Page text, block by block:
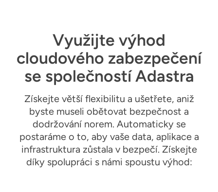
Využijte výhod
cloudového zabezpečení
se společností Adastra
Získejte větší flexibilitu a ušetřete, aniž
byste museli obětovat bezpečnost a
dodržování norem. Automaticky se
postaráme o to, aby vaše data, aplikace a
infrastruktura zůstala v bezpečí. Získejte
díky spolupráci s námi spoustu výhod: